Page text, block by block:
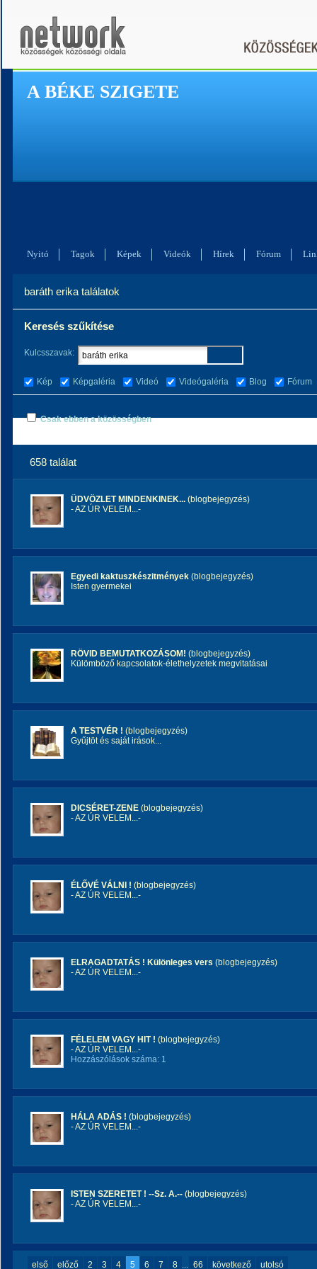
A BÉKE SZIGETE
Nyitó Tagok Képek Videók Hírek Fórum
baráth erika találatok
Keresés szűkítése
Kulcsszavak:
Kép Képgaléria Videó Videógaléria Blog Fórum
Csak ebben a közösségben
658 találat
ÜDVÖZLET MINDENKINEK... (blogbejegyzés)
- AZ ÚR VELEM...-
Egyedi kaktuszkészitmények (blogbejegyzés)
Isten gyermekei
RÖVID BEMUTATKOZÁSOM! (blogbejegyzés)
Külömböző kapcsolatok-élethelyzetek megvitatásai
A TESTVÉR ! (blogbejegyzés)
Gyűjtöt és saját irások...
DICSÉRET-ZENE (blogbejegyzés)
- AZ ÚR VELEM...-
ÉLŐVÉ VÁLNI ! (blogbejegyzés)
- AZ ÚR VELEM...-
ELRAGADTATÁS ! Különleges vers (blogbejegyzés)
- AZ ÚR VELEM...-
FÉLELEM VAGY HIT ! (blogbejegyzés)
- AZ ÚR VELEM...-
Hozzászólások száma: 1
HÁLA ADÁS ! (blogbejegyzés)
- AZ ÚR VELEM...-
ISTEN SZERETET ! --Sz. A.-- (blogbejegyzés)
- AZ ÚR VELEM...-
első előző 2 3 4 5 6 7 8 ... 66 következő utolsó